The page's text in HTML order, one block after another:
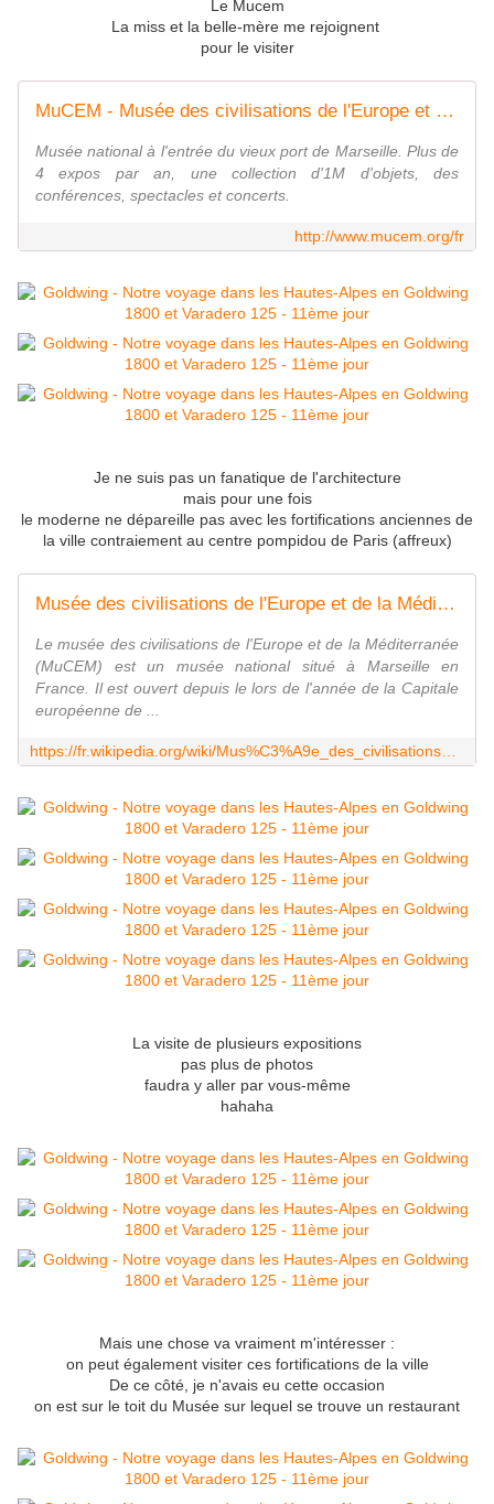
Le Mucem
La miss et la belle-mère me rejoignent
pour le visiter
MuCEM - Musée des civilisations de l'Europe et de la Méditerranée
Musée national à l'entrée du vieux port de Marseille. Plus de
4 expos par an, une collection d'1M d'objets, des
conférences, spectacles et concerts.
http://www.mucem.org/fr
Je ne suis pas un fanatique de l'architecture
mais pour une fois
le moderne ne dépareille pas avec les fortifications anciennes de
la ville contraiement au centre pompidou de Paris (affreux)
Musée des civilisations de l'Europe et de la Méditerranée - Wikipédia
Le musée des civilisations de l'Europe et de la Méditerranée
(MuCEM) est un musée national situé à Marseille en
France. Il est ouvert depuis le lors de l'année de la Capitale
européenne de ...
La visite de plusieurs expositions
pas plus de photos
faudra y aller par vous-même
hahaha
Mais une chose va vraiment m'intéresser :
on peut également visiter ces fortifications de la ville
De ce côté, je n'avais eu cette occasion
on est sur le toit du Musée sur lequel se trouve un restaurant